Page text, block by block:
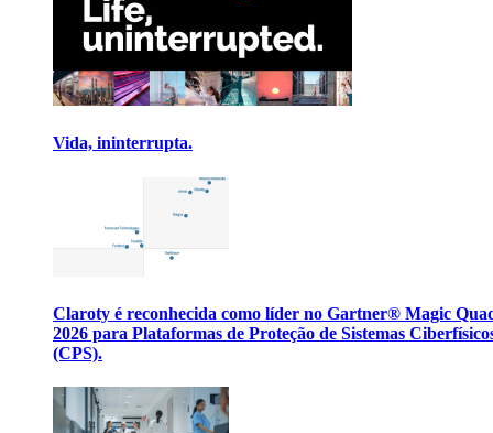
Vida, ininterrupta.
Claroty é reconhecida como líder no Gartner® Magic
2026 para Plataformas de Proteção de Sistemas
(CPS).